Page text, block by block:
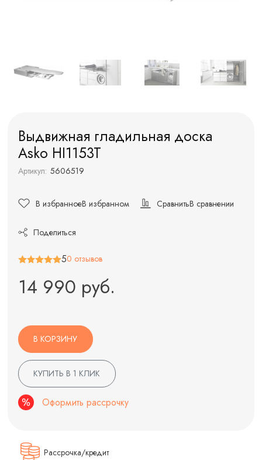
Выдвижная гладильная доска
Asko HI1153T
Артикул: 5606519
В избранноеВ избранном СравнитьВ сравнении
Поделиться
50 отзывов
14 990 руб.
В КОРЗИНУ
КУПИТЬ В 1 КЛИК
Оформить рассрочку
Рассрочка/кредит